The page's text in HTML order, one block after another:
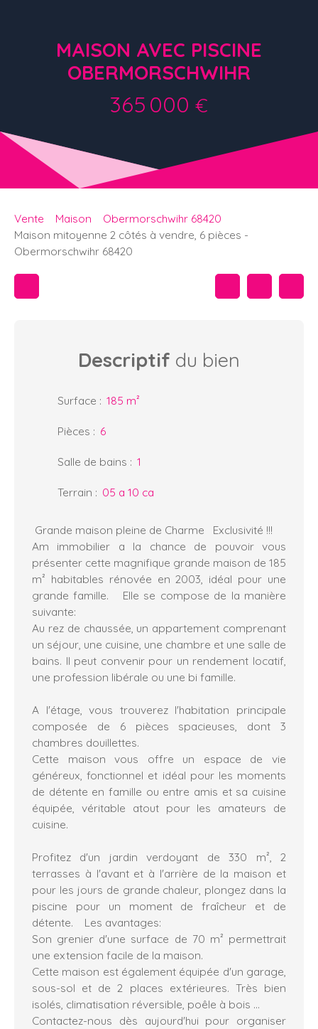
MAISON AVEC PISCINE
OBERMORSCHWIHR
365 000 €
Vente Maison
Obermorschwihr 68420
Maison mitoyenne 2 côtés à vendre, 6 pièces -
Obermorschwihr 68420
Descriptif du bien
Surface : 185 m²
Pièces : 6
Salle de bains : 1
Terrain : 05 a 10 ca
Grande maison pleine de Charme Exclusivité !!!
Am immobilier a la chance de pouvoir vous
présenter cette magnifique grande maison de 185
m² habitables rénovée en 2003, idéal pour une
grande famille. Elle se compose de la manière
suivante:
Au rez de chaussée, un appartement comprenant
un séjour, une cuisine, une chambre et une salle de
bains. Il peut convenir pour un rendement locatif,
une profession libérale ou une bi famille.
A l'étage, vous trouverez l'habitation principale
composée de 6 pièces spacieuses, dont 3
chambres douillettes.
Cette maison vous offre un espace de vie
généreux, fonctionnel et idéal pour les moments
de détente en famille ou entre amis et sa cuisine
équipée, véritable atout pour les amateurs de
cuisine.
Profitez d'un jardin verdoyant de 330 m², 2
terrasses à l'avant et à l'arrière de la maison et
pour les jours de grande chaleur, plongez dans la
piscine pour un moment de fraîcheur et de
détente. Les avantages:
Son grenier d'une surface de 70 m² permettrait
une extension facile de la maison.
Cette maison est également équipée d'un garage,
sous-sol et de 2 places extérieures. Très bien
isolés, climatisation réversible, poêle à bois ...
Contactez-nous dès aujourd'hui pour organiser